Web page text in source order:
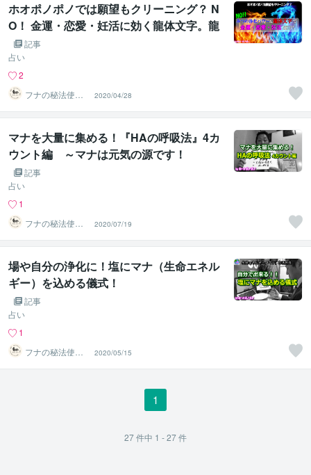
ホオポノポノでは願望もクリーニング？ N
O！ 金運・恋愛・妊活に効く龍体文字。龍
神様とみつのパワーで願いを叶えてくださ
い！
記事
占い
2
フナの秘法使い
みつ
2020/04/28
マナを大量に集める！『HAの呼吸法』4カ
ウント編 ～マナは元気の源です！
記事
占い
1
フナの秘法使い
みつ
2020/07/19
場や自分の浄化に！塩にマナ（生命エネル
ギー）を込める儀式！
記事
占い
1
フナの秘法使い
みつ
2020/05/15
1
27件中 1 - 27件